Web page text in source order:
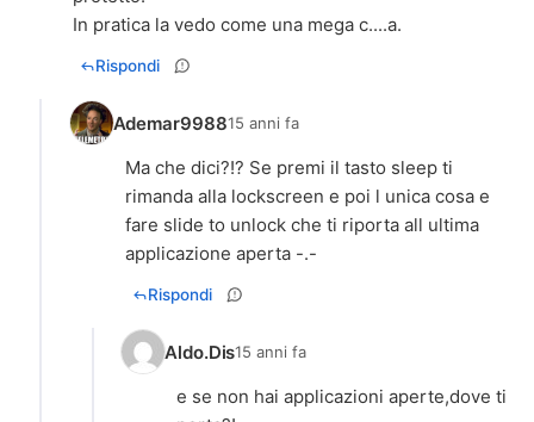
In pratica la vedo come una mega c....a.
Rispondi
Ademar998815 anni fa
Ma che dici?!? Se premi il tasto sleep ti
rimanda alla lockscreen e poi l unica cosa e
fare slide to unlock che ti riporta all ultima
applicazione aperta -.-
Rispondi
Aldo.Dis15 anni fa
e se non hai applicazioni aperte,dove ti